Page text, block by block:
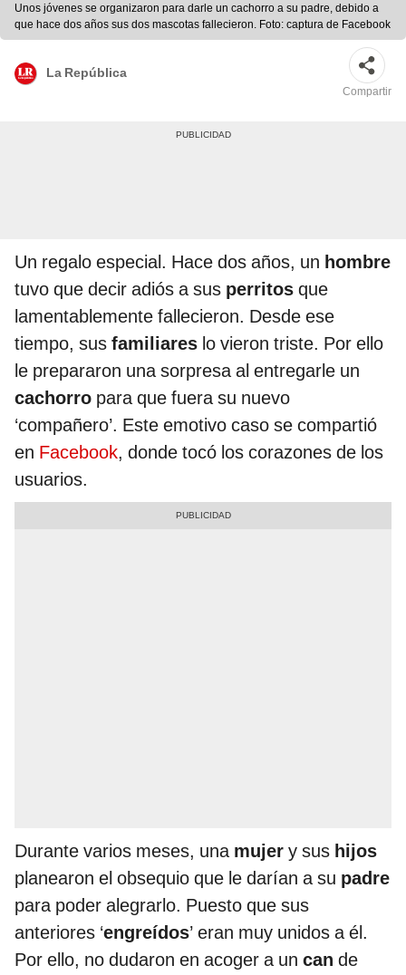
Unos jóvenes se organizaron para darle un cachorro a su padre, debido a
que hace dos años sus dos mascotas fallecieron. Foto: captura de Facebook
La República
Compartir
Un regalo especial. Hace dos años, un hombre
tuvo que decir adiós a sus perritos que
lamentablemente fallecieron. Desde ese
tiempo, sus familiares lo vieron triste. Por ello
le prepararon una sorpresa al entregarle un
cachorro para que fuera su nuevo
‘compañero’. Este emotivo caso se compartió
en Facebook, donde tocó los corazones de los
usuarios.
Durante varios meses, una mujer y sus hijos
planearon el obsequio que le darían a su padre
para poder alegrarlo. Puesto que sus
anteriores ‘engreídos’ eran muy unidos a él.
Por ello, no dudaron en acoger a un can de